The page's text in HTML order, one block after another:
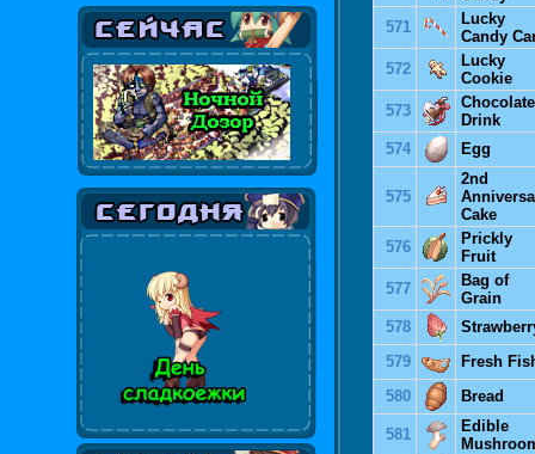
571
Lucky
Candy
572
Lucky
Cookie
573
Chocolate
Drink
574
Egg
575
2nd
Cake
576
Prickly
Fruit
577
Bag of
Grain
578
579
Fresh
580
Bread
581
Edible